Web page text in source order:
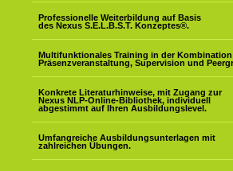
Professionelle Weiterbildung auf Basis
des Nexus S.E.L.B.S.T. Konzeptes®.
Multifunktionales Training in der Kombination
Präsenzveranstaltung, Supervision und
Konkrete Literaturhinweise, mit Zugang zur
Nexus NLP-Online-Bibliothek, individuell
abgestimmt auf Ihren Ausbildungslevel.
Umfangreiche Ausbildungsunterlagen mit
zahlreichen Übungen.